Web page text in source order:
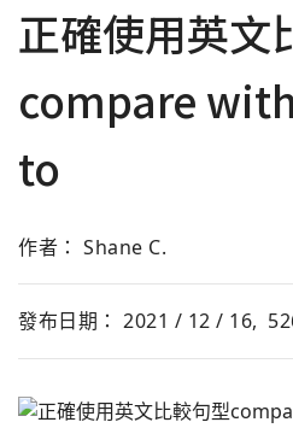
正確使用英文
compare
to
作者： Shane C.
發布日期： 2021 / 12 / 16,